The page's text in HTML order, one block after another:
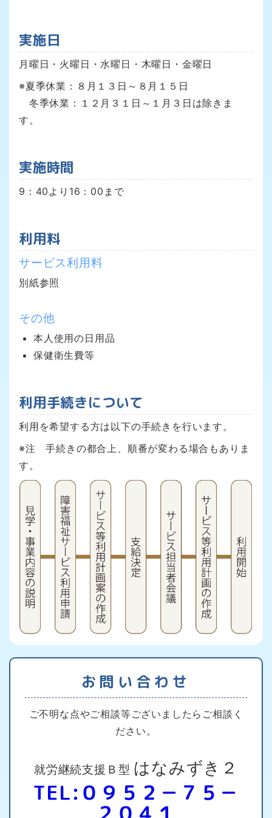
実施日
月曜日・火曜日・水曜日・木曜日・金曜日
※夏季休業：８月１３日～８月１５日
冬季休業：１２月３１日～１月３日は除きま
す。
実施時間
9：40より16：00まで
利用料
サービス利用料
別紙参照
その他
本人使用の日用品
保健衛生費等
利用手続きについて
利用を希望する方は以下の手続きを行います。
※注 手続きの都合上、順番が変わる場合もありま
す。
お問い合わせ
ご不明な点やご相談等ございましたらご相談く
ださい。
就労継続支援Ｂ型 はなみずき２
TEL:０９５２－７５－